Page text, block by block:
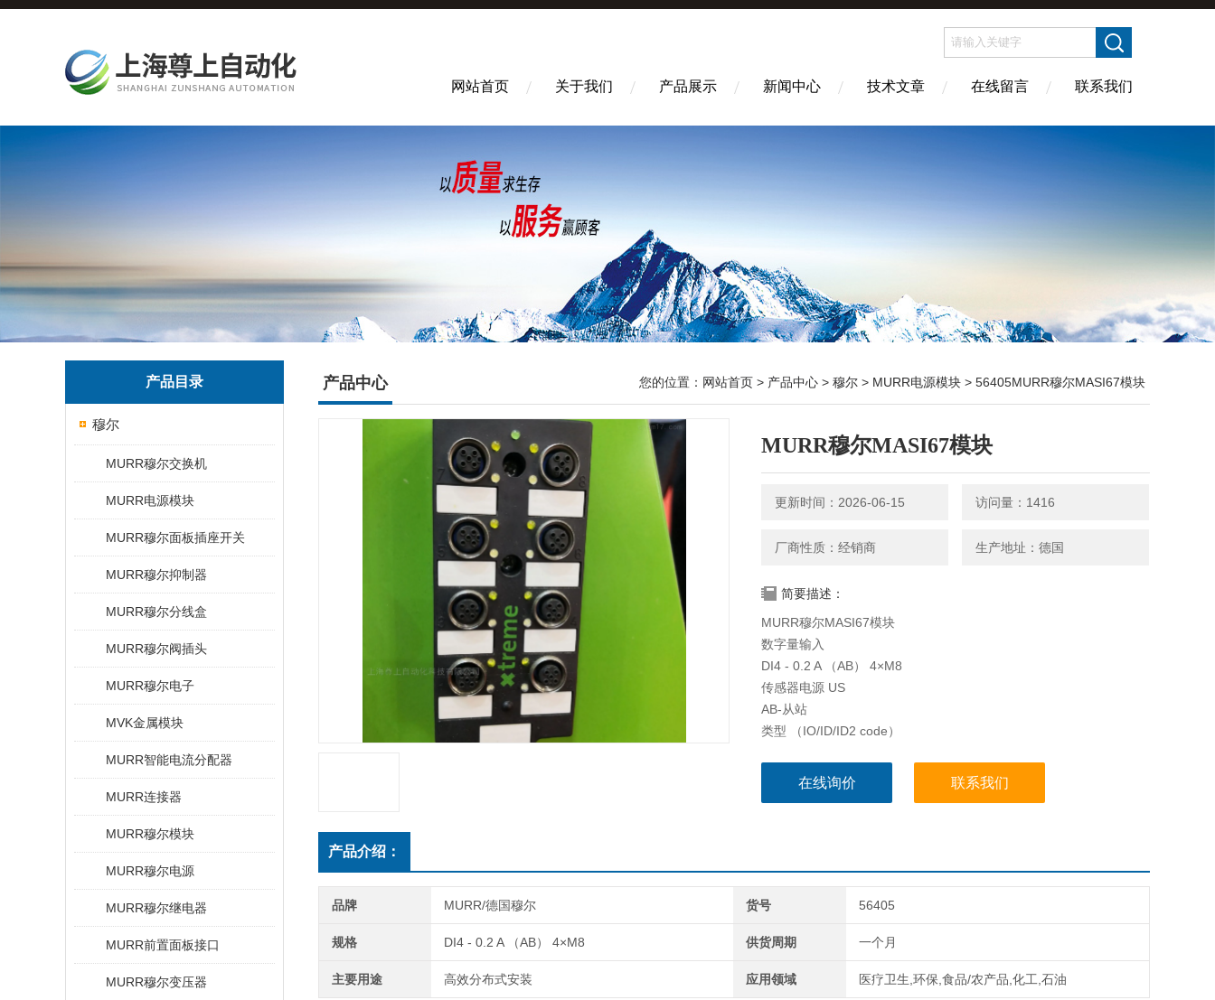
网站首页 关于我们 产品展示 新闻中心 技术文章 在线留言 联系我们
产品目录
穆尔
MURR穆尔交换机
MURR电源模块
MURR穆尔面板插座开关
MURR穆尔抑制器
MURR穆尔分线盒
MURR穆尔阀插头
MURR穆尔电子
MVK金属模块
MURR智能电流分配器
MURR连接器
MURR穆尔模块
MURR穆尔电源
MURR穆尔继电器
MURR前置面板接口
MURR穆尔变压器
产品中心 您的位置： 网站首页 > 产品中心 > 穆尔 > MURR电源模块 > 56405MURR穆尔MASI67模块
MURR穆尔MASI67模块
更新时间：2026-06-15 访问量：1416
厂商性质：经销商 生产地址：德国
简要描述：
MURR穆尔MASI67模块
数字量输入
DI4 - 0.2 A （AB） 4×M8
传感器电源 US
AB-从站
类型 （IO/ID/ID2 code）
在线询价 联系我们
产品介绍：
品牌 MURR/德国穆尔 货号 56405
规格 DI4 - 0.2 A （AB） 4×M8 供货周期 一个月
主要用途 高效分布式安装 应用领域 医疗卫生,环保,食品/农产品,化工,石油